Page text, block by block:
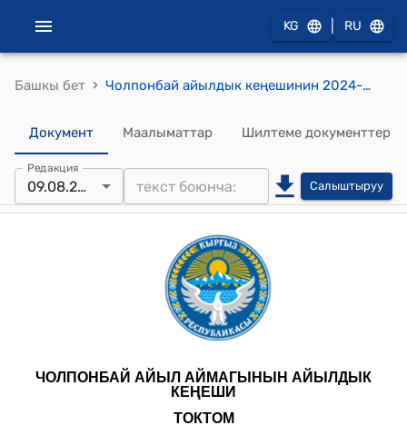
KG RU
Башкы бет › Чолпонбай айылдык кеңешинин 2024-жылдын 9-августундагы № 2 "«Айылды инвестициялоонун үчүнчү долбоорунун (COVID-19га жооп кайтаруу) алкагында кошумча каржылоо» (АИД-3 КК) долбоорунун алкагында Чолпонбай айыл аймагынын ишмердүүлүгү жөнүндө" токтому
Документ Маалыматтар Шилтеме документтер
Редакция
09.08.2024 Салыштыруу